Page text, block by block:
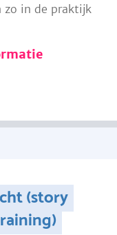
zo in de praktijk
(story